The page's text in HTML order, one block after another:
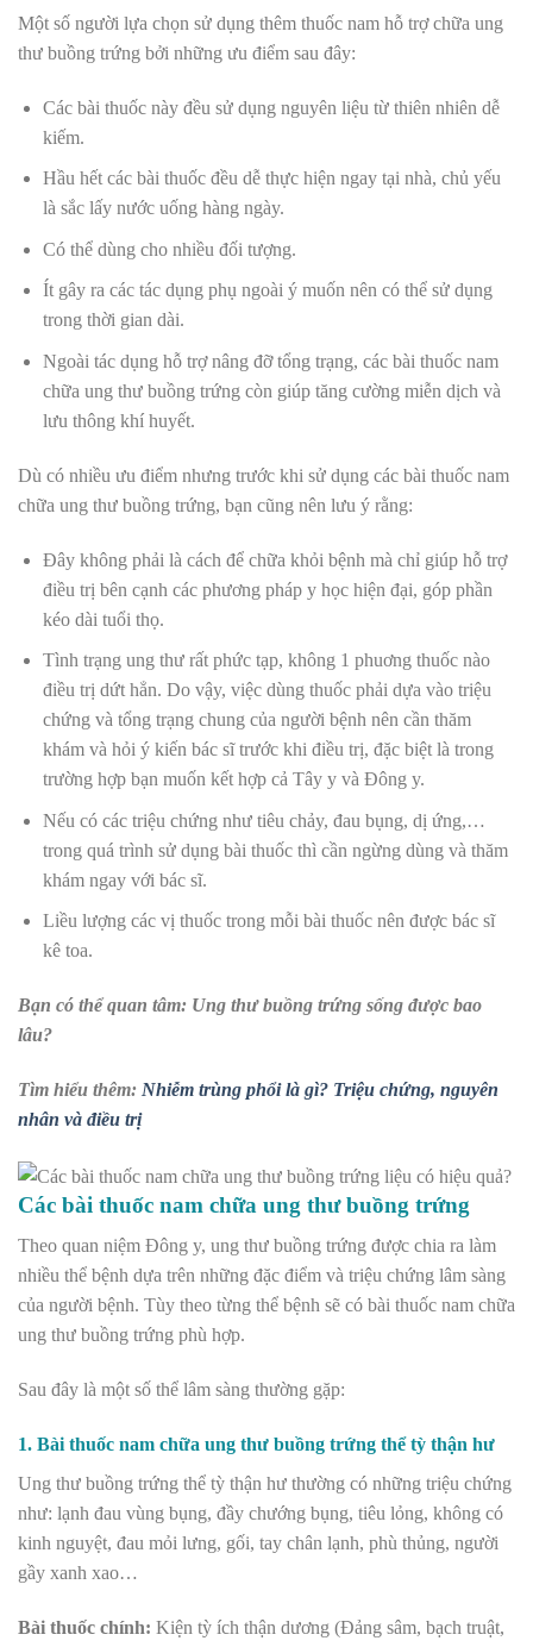
Một số người lựa chọn sử dụng thêm thuốc nam hỗ trợ chữa ung
thư buồng trứng bởi những ưu điểm sau đây:
Các bài thuốc này đều sử dụng nguyên liệu từ thiên nhiên dễ
kiếm.
Hầu hết các bài thuốc đều dễ thực hiện ngay tại nhà, chủ yếu
là sắc lấy nước uống hàng ngày.
Có thể dùng cho nhiều đối tượng.
Ít gây ra các tác dụng phụ ngoài ý muốn nên có thể sử dụng
trong thời gian dài.
Ngoài tác dụng hỗ trợnâng đỡ tổng trạng, các bài thuốc nam
chữa ung thư buồng trứng còn giúp tăng cường miễn dịch và
lưu thông khí huyết.
Dù có nhiều ưu điểm nhưng trước khi sử dụng các bài thuốc nam
chữa ung thư buồng trứng, bạn cũng nên lưu ý rằng:
Đây không phải là cách để chữa khỏi bệnh mà chỉ giúp hỗ trợ
điều trị bên cạnh các phương pháp y học hiện đại, góp phần
kéo dài tuổi thọ.
Tình trạng ung thư rất phức tạp, không 1 phuơng thuốc nào
điều trị dứt hẳn. Do vậy, việc dùng thuốc phải dựa vào triệu
chứng và tổng trạng chung của người bệnh nên cần thăm
khám và hỏi ý kiến bác sĩ trước khi điều trị, đặc biệt là trong
trường hợp bạn muốn kết hợp cả Tây y và Đông y.
Nếu có các triệu chứng như tiêu chảy, đau bụng, dị ứng,…
trong quá trình sử dụng bài thuốc thì cần ngừng dùng và thăm
khám ngay với bác sĩ.
Liều lượng các vị thuốc trong mỗi bài thuốc nên được bác sĩ
kê toa.
Bạn có thể quan tâm: Ung thư buồng trứng sống được bao
lâu?
Tìm hiểu thêm: Nhiễm trùng phổi là gì? Triệu chứng, nguyên
nhân và điều trị
Các bài thuốc nam chữa ung thư buồng trứng
Theo quan niệm Đông y, ung thư buồng trứng được chia ra làm
nhiều thể bệnh dựa trên những đặc điểm và triệu chứng lâm sàng
của người bệnh. Tùy theo từng thể bệnh sẽ có bài thuốc nam chữa
ung thư buồng trứng phù hợp.
Sau đây là một số thể lâm sàng thường gặp:
1. Bài thuốc nam chữa ung thư buồng trứng thể tỳ thận hư
Ung thư buồng trứng thể tỳ thận hư thường có những triệu chứng
như: lạnh đau vùng bụng, đầy chướng bụng, tiêu lỏng, không có
kinh nguyệt, đau mỏi lưng, gối, tay chân lạnh, phù thủng, người
gầy xanh xao…
Bài thuốc chính: Kiện tỳ ích thận dương (Đảng sâm, bạch truật,